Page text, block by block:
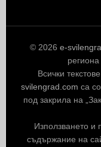
© 2026e-
региона
Всички
svilengrad.com са
под закрила на
Използването и
съдържание на